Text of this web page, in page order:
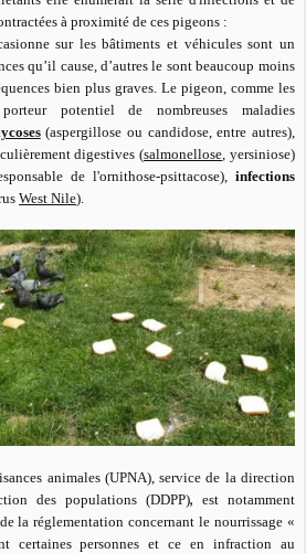
à proximité de ces pigeons :
sur les bâtiments et véhicules sont un
qu’il cause, d’autres le sont beaucoup moins
bien plus graves. Le pigeon, comme les
potentiel de nombreuses maladies
(aspergillose ou candidose, entre autres),
digestives (salmonellose, yersiniose)
de l'ornithose-psittacose), infections
West Nile).
animales (UPNA), service de la direction
des populations (DDPP), est notamment
la réglementation concernant le nourrissage «
certaines personnes et ce en infraction au